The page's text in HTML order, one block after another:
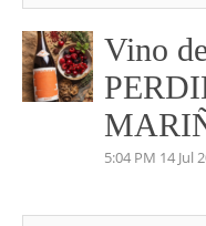
Vino
5:04 PM 14 Jul